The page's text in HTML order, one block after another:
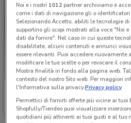
Yves Rocher
Scade il 30/08
Noi e i nostri 1012partner archiviamo e
come i dati di navigazione gli o
Selezionando Accetto, abiliti le tecnologie
supportino gli scopi mostrati alla voce "Noi
dati da fornire". Nel caso in cui queste
disabilitate, alcuni contenuti e annunci
essere rilevanti. Puoi accedere nuovamente
modificare le tue scelte o per revocare il
Mostra finalità in fondo alla pagina web.
contesto del nostro Sito web. Per maggiori
l'Informativa sulla privacy.Privacy policy
Permettici di fornirti offerte più vicine ai tuoi
Shopfully/Tiendeo puoi visualizzare
quotidiani più attinenti ai tuoi gusti e al tuo